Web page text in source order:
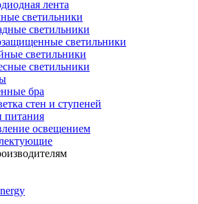
лента
светильники
светильники
светильники
светильники
светильники
бра
стен и ступеней
питания
освещением